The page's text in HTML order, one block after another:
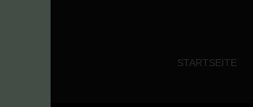
STARTSEITE